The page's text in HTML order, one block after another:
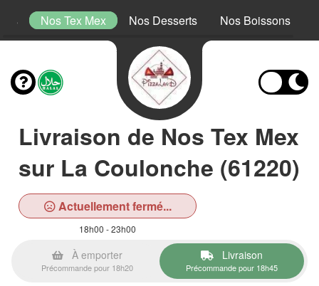
Nos Tex Mex Nos Desserts Nos Boissons
Livraison de Nos Tex Mex
sur La Coulonche (61220)
Actuellement fermé...
18h00 - 23h00
À emporter
Précommande pour 18h20
Livraison
Précommande pour 18h45